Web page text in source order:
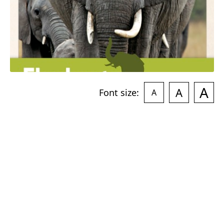
Font size: A A A